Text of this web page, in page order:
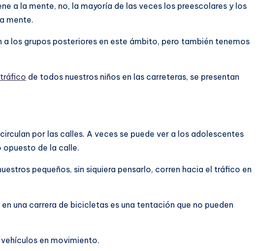
a la mente, no, la mayoría de las veces los preescolares y los
mente.
los grupos posteriores en este ámbito, pero también tenemos
de todos nuestros niños en las carreteras, se presentan
por las calles. A veces se puede ver a los adolescentes
opuesto de la calle.
pequeños, sin siquiera pensarlo, corren hacia el tráfico en
una carrera de bicicletas es una tentación que no pueden
en movimiento.